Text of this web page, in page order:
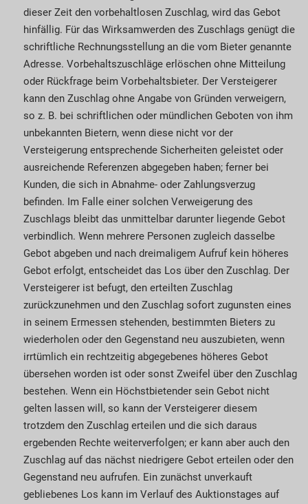
dieser Zeit den vorbehaltlosen Zuschlag, wird das Gebot
hinfällig. Für das Wirk­samwerden des Zuschlags genügt die
schriftliche Rechnungsstellung an die vom Bieter genannte
Adresse. Vorbehaltszuschläge erlöschen ohne Mitteilung
oder Rückfrage beim Vor­be­haltsbieter. Der Versteigerer
kann den Zuschlag ohne Angabe von Gründen verweigern,
so z. B. bei schriftlichen oder mündlichen Geboten von ihm
unbekannten Bietern, wenn diese nicht vor der
Versteigerung entsprechende Sicherheiten geleistet oder
ausreichende Referenzen abgegeben haben; ferner bei
Kunden, die sich in Abnahme- oder Zahlungs­verzug
befinden. Im Falle einer solchen Verwei­gerung des
Zuschlags bleibt das unmittelbar darunter liegende Gebot
verbindlich. Wenn mehrere Personen zugleich dasselbe
Gebot abgeben und nach dreimaligem Aufruf kein höheres
Gebot erfolgt, entscheidet das Los über den Zuschlag. Der
Versteigerer ist befugt, den erteilten Zuschlag
zurückzunehmen und den Zuschlag sofort zu­­gunsten eines
in seinem Ermessen stehenden, be­­stimm­ten Bieters zu
wiederholen oder den Gegen­stand neu auszubieten, wenn
irrtümlich ein rechtzeitig abgegebenes höheres Gebot
übersehen worden ist oder sonst Zweifel über den Zuschlag
bestehen. Wenn ein Höchstbietender sein Gebot nicht
gelten lassen will, so kann der Versteigerer diesem
trotzdem den Zuschlag erteilen und die sich daraus
ergebenden Rechte weiterverfolgen; er kann aber auch den
Zuschlag auf das nächst niedrigere Gebot erteilen oder den
Gegenstand neu aufrufen. Ein zunächst unverkauft
gebliebenes Los kann im Verlauf des Auktionstages auf